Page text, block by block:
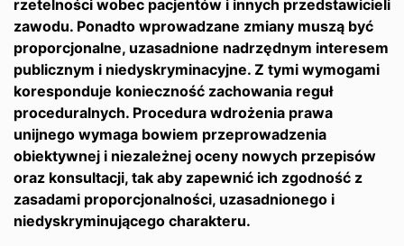
rzetelności wobec pacjentów i innych przedstawicieli
zawodu. Ponadto wprowadzane zmiany muszą być
proporcjonalne, uzasadnione nadrzędnym interesem
publicznym i niedyskryminacyjne. Z tymi wymogami
koresponduje konieczność zachowania reguł
proceduralnych. Procedura wdrożenia prawa
unijnego wymaga bowiem przeprowadzenia
obiektywnej i niezależnej oceny nowych przepisów
oraz konsultacji, tak aby zapewnić ich zgodność z
zasadami proporcjonalności, uzasadnionego i
niedyskryminującego charakteru.